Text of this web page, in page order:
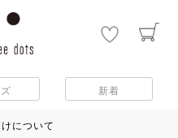
新着
について